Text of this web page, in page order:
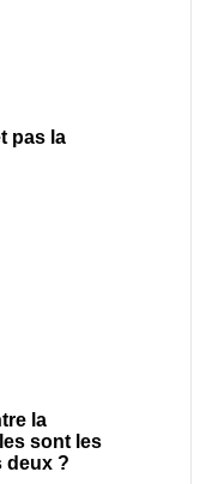
pas la
la
sont les
deux ?